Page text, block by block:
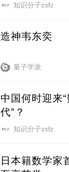
知识分子zsfz
造神韦东奕
量子学派
中国何时迎来
代”？
知识分子zsfz
日本籍数学家